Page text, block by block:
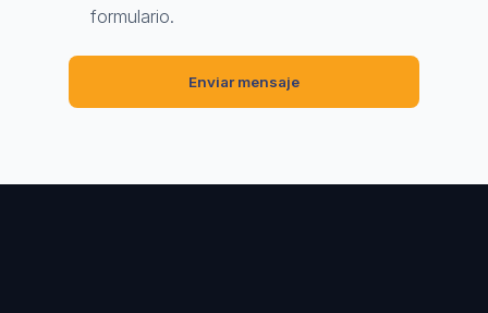
formulario.